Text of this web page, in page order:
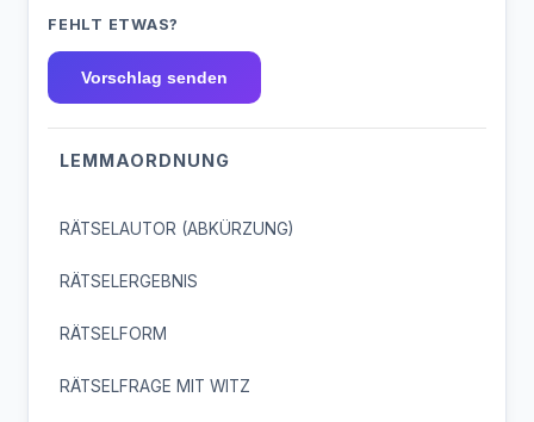
FEHLT ETWAS?
Vorschlag senden
LEMMAORDNUNG
RÄTSELAUTOR (ABKÜRZUNG)
RÄTSELERGEBNIS
RÄTSELFORM
RÄTSELFRAGE MIT WITZ